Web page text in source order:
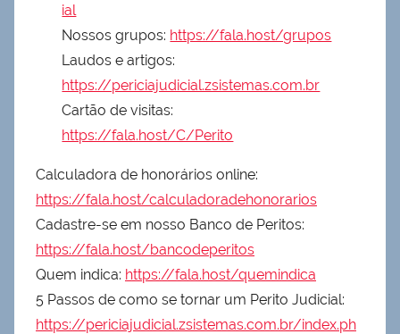
ial
Nossos grupos: https://fala.host/grupos
Laudos e artigos:
https://periciajudicial.zsistemas.com.br
Cartão de visitas:
https://fala.host/C/Perito
Calculadora de honorários online:
https://fala.host/calculadoradehonorarios
Cadastre-se em nosso Banco de Peritos:
https://fala.host/bancodeperitos
Quem indica: https://fala.host/quemindica
5 Passos de como se tornar um Perito Judicial:
https://periciajudicial.zsistemas.com.br/index.ph